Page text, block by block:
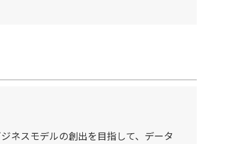
ネスモデルの創出を目指して、データ